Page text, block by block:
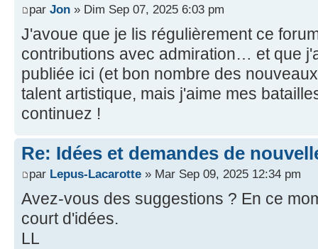
par Jon » Dim Sep 07, 2025 6:03 pm
J'avoue que je lis régulièrement ce
contributions avec admiration… et que
publiée ici (et bon nombre des
talent artistique, mais j'aime mes
continuez !
Re: Idées et demandes de
par Lepus-Lacarotte » Mar Sep 09, 2025 12:34 pm
Avez-vous des suggestions ? En ce
court d'idées.
LL